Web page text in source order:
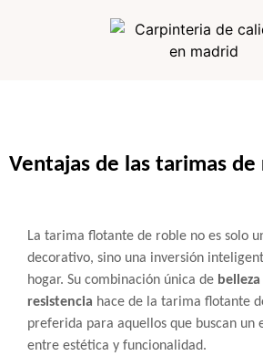
Ventajas de las tarimas de
La tarima flotante de roble no es solo
decorativo, sino una inversión
hogar. Su combinación única de
resistencia hace de la tarima flotante
preferida para aquellos que buscan
entre estética y funcionalidad.